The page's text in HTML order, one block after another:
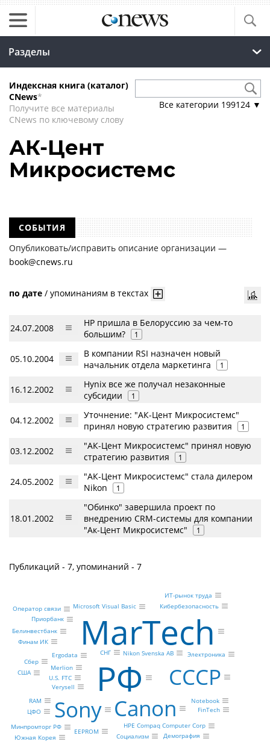
Разделы
Индексная книга (каталог)
CNews*
Получите все материалы
CNews по ключевому слову
Все категории 199124 ▼
АК-Цент
Микросистемс
СОБЫТИЯ
Опубликовать/исправить описание организации —
book@cnews.ru
по дате / упоминаниям в текстах
24.07.2008
НР пришла в Белоруссию за чем-то
большим?
1
05.10.2004
В компании RSI назначен новый
начальник отдела маркетинга
1
16.12.2002
Hynix все же получал незаконные
субсидии
1
04.12.2002
Уточнение: "АК-Цент Микросистемс"
принял новую стратегию развития
1
03.12.2002
"АК-Цент Микросистемс" принял новую
стратегию развития
1
24.05.2002
"АК-Цент Микросистемс" стала дилером
Nikon
1
18.01.2002
"Обинко" завершила проект по
внедрению CRM-системы для компании
"Ак-Цент Микросистемс"
1
Публикаций - 7, упоминаний - 7
РФ
MarTech
Sony Canon
СССР
Nikon Svenska AB
Ergodata
HPE Compaq Computer Corp
Merlion
Verysell
Приорбанк
Белинвестбанк
Финам ИК
Сбер
Минпромторг РФ
U.S. FTC
Кибербезопасность
EEPROM
Электроника
Оператор связи
FinTech
RAM Notebook
Microsoft Visual Basic
СНГ
Южная Корея
ЦФО
США
Социализм Демография
ИТ-рынок труда